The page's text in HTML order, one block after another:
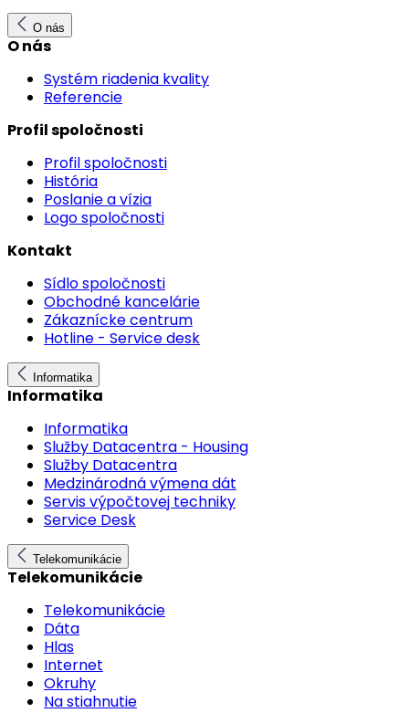
O nás
O nás
Systém riadenia kvality
Referencie
Profil spoločnosti
Profil spoločnosti
História
Poslanie a vízia
Logo spoločnosti
Kontakt
Sídlo spoločnosti
Obchodné kancelárie
Zákaznícke centrum
Hotline - Service desk
Informatika
Informatika
Informatika
Služby Datacentra - Housing
Služby Datacentra
Medzinárodná výmena dát
Servis výpočtovej techniky
Service Desk
Telekomunikácie
Telekomunikácie
Telekomunikácie
Dáta
Hlas
Internet
Okruhy
Na stiahnutie